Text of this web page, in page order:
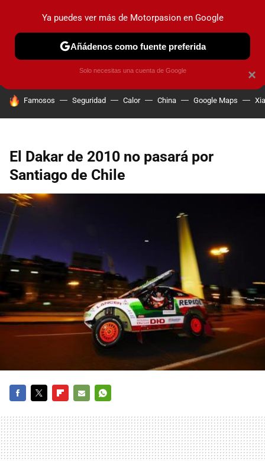
PRUEBAS COCHES ELÉCTRICOS OBSERVATORIO
HOY SE HABLA DE
Famosos Seguridad Calor China Google Maps
El Dakar de 2010 no pasará por
Santiago de Chile
MAIL
×
Ya puedes ver más de Motorpasion en Google
Añádenos como fuente preferida
Solo necesitas una cuenta de Google